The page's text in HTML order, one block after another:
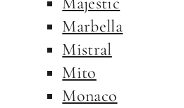
Marbella
Mistral
Mito
Monaco